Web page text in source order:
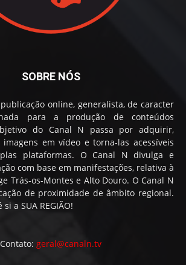
SOBRE NÓS
online, generalista, de caracter
para a produção de conteúdos
do Canal N passa por adquirir,
em vídeo e torna-las acessíveis
plataformas. O Canal N divulga e
com base em manifestações, relativa à
Trás-os-Montes e Alto Douro. O Canal N
de proximidade de âmbito regional.
a SUA REGIÃO!
Contato: geral@canaln.tv